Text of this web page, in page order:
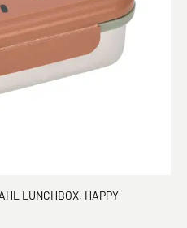
LUNCHBOX, HAPPY